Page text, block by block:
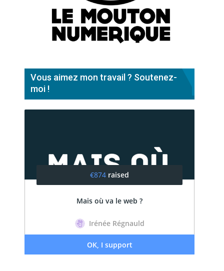
Vous aimez mon travail ? Soutenez-
moi !